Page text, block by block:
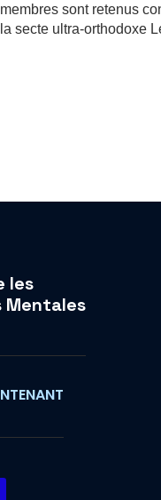
sont retenus
secte ultra-orthodoxe
les
Mentales